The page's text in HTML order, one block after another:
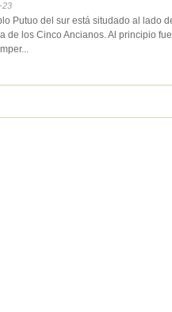
23
Putuo del sur está situdado al lado
de los Cinco Ancianos. Al principio